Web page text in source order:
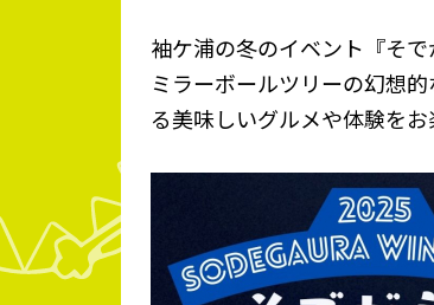
袖ケ浦の冬のイベント『そ
ミラーボールツリーの幻想
る美味しいグルメや体験を